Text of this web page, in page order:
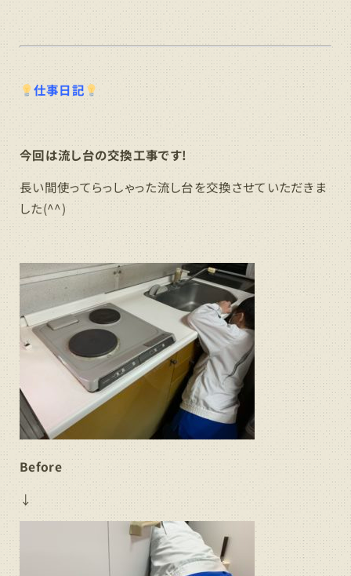
仕事日記
今回は流し台の交換工事です!
長い間使ってらっしゃった流し台を交換させていただきま
した(^^)
Before
↓